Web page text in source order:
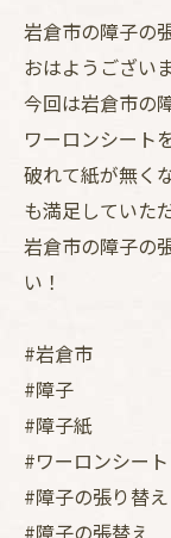
岩倉市の障子の
おはようござい
今回は岩倉市の
ワーロンシート
破れて紙が無く
も満足していた
岩倉市の障子の
い！
#岩倉市
#障子
#障子紙
#ワーロンシート
#障子の張り替え
#障子の張替え